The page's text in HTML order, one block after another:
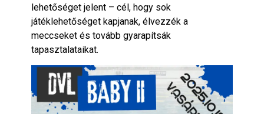
lehetőséget jelent – cél, hogy sok
játéklehetőséget kapjanak, élvezzék a
meccseket és tovább gyarapítsák
tapasztalataikat.